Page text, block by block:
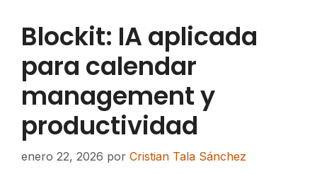
Blockit: IA aplicada
para calendar
management y
productividad
enero 22, 2026 por Cristian Tala Sánchez